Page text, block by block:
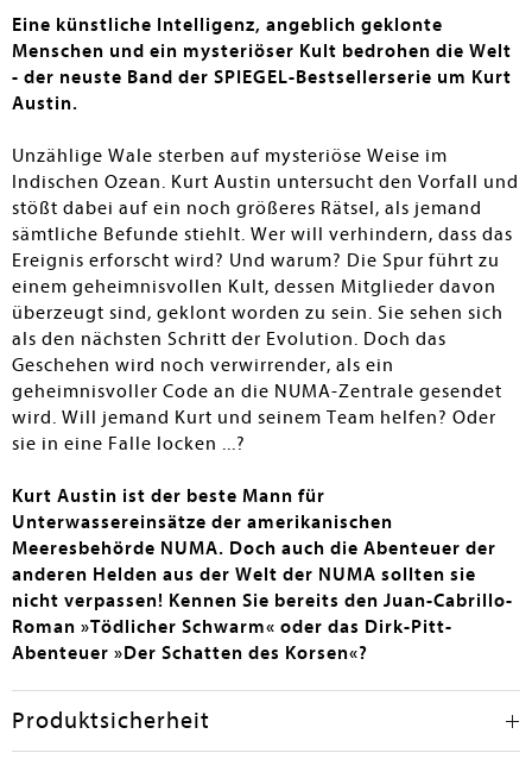
Eine künstliche Intelligenz, angeblich geklonte
Menschen und ein mysteriöser Kult bedrohen die Welt
- der neuste Band der SPIEGEL-Bestsellerserie um Kurt
Austin.
Unzählige Wale sterben auf mysteriöse Weise im
Indischen Ozean. Kurt Austin untersucht den Vorfall und
stößt dabei auf ein noch größeres Rätsel, als jemand
sämtliche Befunde stiehlt. Wer will verhindern, dass das
Ereignis erforscht wird? Und warum? Die Spur führt zu
einem geheimnisvollen Kult, dessen Mitglieder davon
überzeugt sind, geklont worden zu sein. Sie sehen sich
als den nächsten Schritt der Evolution. Doch das
Geschehen wird noch verwirrender, als ein
geheimnisvoller Code an die NUMA-Zentrale gesendet
wird. Will jemand Kurt und seinem Team helfen? Oder
sie in eine Falle locken ...?
Kurt Austin ist der beste Mann für
Unterwassereinsätze der amerikanischen
Meeresbehörde NUMA. Doch auch die Abenteuer der
anderen Helden aus der Welt der NUMA sollten sie
nicht verpassen! Kennen Sie bereits den Juan-Cabrillo-
Roman »Tödlicher Schwarm« oder das Dirk-Pitt-
Abenteuer »Der Schatten des Korsen«?
Produktsicherheit